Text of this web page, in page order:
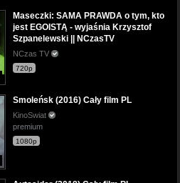
Maseczki: SAMA PRAWDA o tym, kto
jest EGOISTĄ - wyjaśnia Krzysztof
Szpanelewski || NCzasTV
NCzas TV
720p
Smoleńsk (2016) Cały film PL
KinoSwiat
premium
1080p